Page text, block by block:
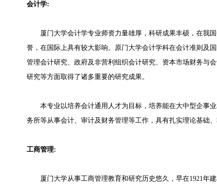
会计学:
厦门大学会计学专业师资力量雄厚，科研成果丰硕，在我国
誉，在国际上具有较大影响。原门大学会计学科在会计准则及
管理会计研究、政府及非营利组织会计研究、资本市场财务与
研究等方面取得了诸多重要的研究成果。
本专业以培养会计通用人才为目标，培养能在大中型企事业
务所等从事会计、审计及财务管理等工作，具有扎实理论基础
工商管理:
厦门大学从事工商管理教育和研究历史悠久，早在1921年